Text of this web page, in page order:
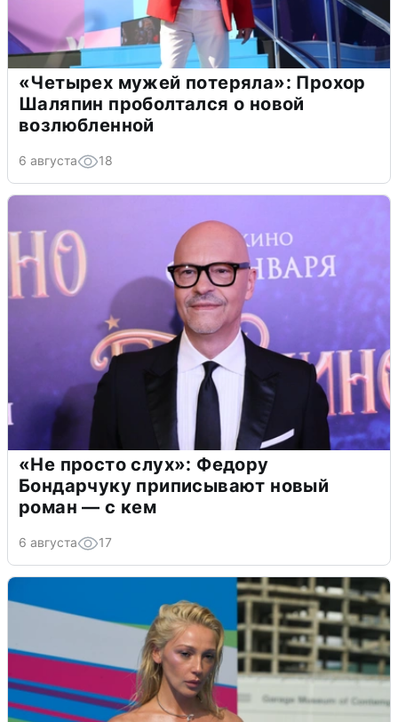
«Четырех мужей потеряла»: Прохор
Шаляпин проболтался о новой
возлюбленной
6 августа 18
«Не просто слух»: Федору
Бондарчуку приписывают новый
роман — с кем
6 августа 17